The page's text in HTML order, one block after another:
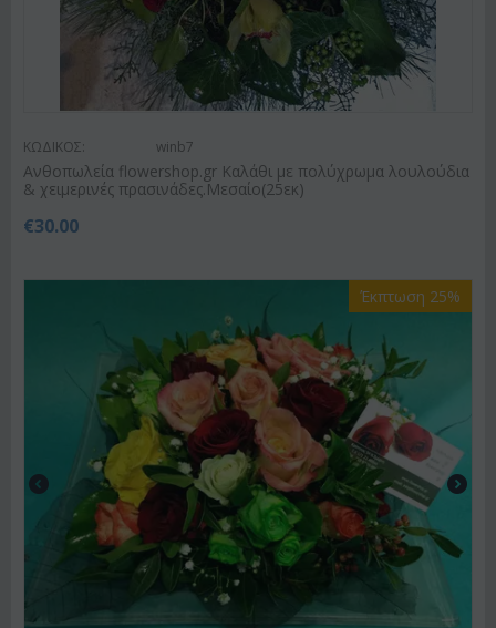
ΚΩΔΙΚΟΣ: winb7
Ανθοπωλεία flowershop.gr Καλάθι με πολύχρωμα λουλούδια
& χειμερινές πρασινάδες.Μεσαίο(25εκ)
€30.00
Έκπτωση 25%